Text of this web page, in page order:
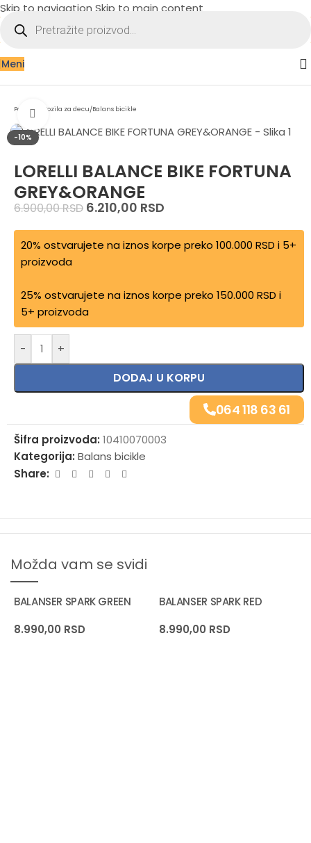
Skip to navigation Skip to main content
Meni
Početna Vozila za decu/Balans bicikle
-10%
Zumiraj sliku
LORELLI BALANCE BIKE FORTUNA
GREY&ORANGE
6.900,00RSD 6.210,00 RSD
20% ostvarujete na iznos korpe preko 100.000 RSD i 5+
proizvoda
25% ostvarujete na iznos korpe preko 150.000 RSD i
5+ proizvoda
- +
DODAJ U KORPU
064 118 63 61
Šifra proizvoda: 10410070003
Kategorija: Balans bicikle
Share:
Možda vam se svidi
BALANSER SPARK GREEN
8.990,00 RSD
BALANSER SPARK RED
8.990,00 RSD